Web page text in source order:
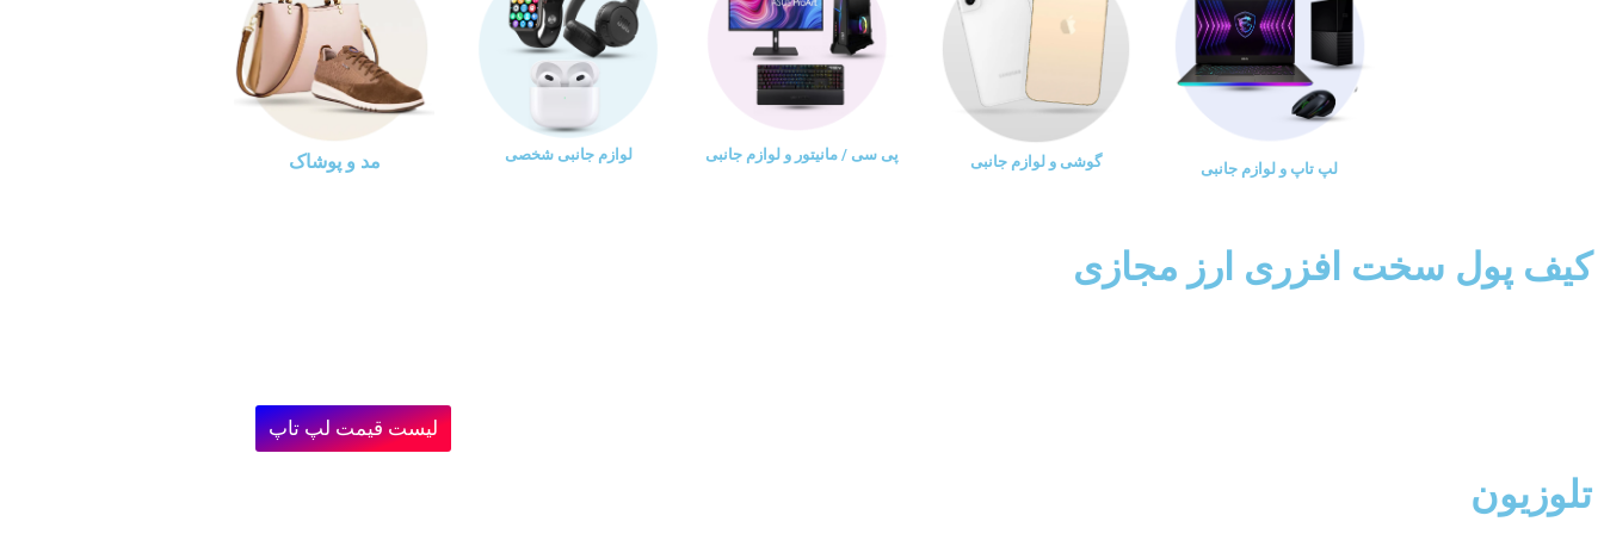
لپ تاپ و لوازم جانبی گوشی و لوازم جانبی پی سی / مانیتور و لوازم جانبی لوازم جانبی شخصی مد و پوشاک
کیف پول سخت افزری ارز مجازی
لیست قیمت لپ تاپ
تلوزیون